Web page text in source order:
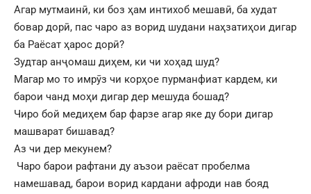
Агар мутмаинӣ, ки боз ҳам интихоб мешавӣ, ба худат
бовар дорӣ, пас чаро аз ворид шудани наҳзатиҳои дигар
ба Раёсат ҳарос дорӣ?
Зудтар анҷомаш диҳем, ки чи хоҳад шуд?
Магар мо то имрӯз чи корҳое пурманфиат кардем, ки
барои чанд моҳи дигар дер мешуда бошад?
Чиро бой медиҳем бар фарзе агар яке ду бори дигар
машварат бишавад?
Аз чи дер мекунем?
Чаро барои рафтани ду аъзои раёсат пробелма
намешавад, барои ворид кардани афроди нав бояд